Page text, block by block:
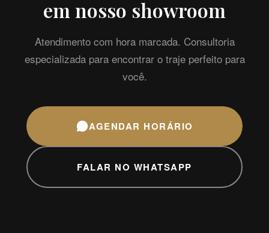
em nosso showroom
Atendimento com hora marcada. Consultoria
especializada para encontrar o traje perfeito para
você.
AGENDAR HORÁRIO
FALAR NO WHATSAPP